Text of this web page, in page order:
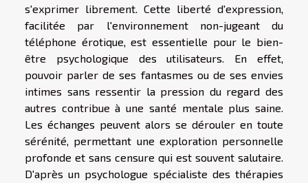
s'exprimer librement. Cette liberté d'expression,
facilitée par l'environnement non-jugeant du
téléphone érotique, est essentielle pour le bien-
être psychologique des utilisateurs. En effet,
pouvoir parler de ses fantasmes ou de ses envies
intimes sans ressentir la pression du regard des
autres contribue à une santé mentale plus saine.
Les échanges peuvent alors se dérouler en toute
sérénité, permettant une exploration personnelle
profonde et sans censure qui est souvent salutaire.
D'après un psychologue spécialiste des thérapies